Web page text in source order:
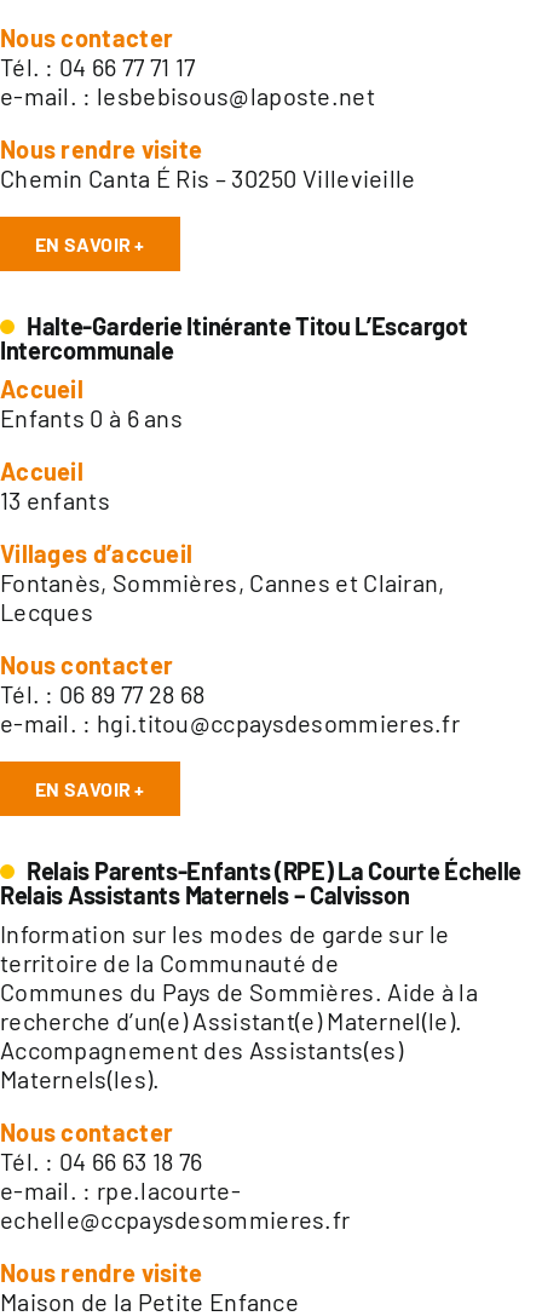
Nous contacter
Tél. : 04 66 77 71 17
e-mail. : lesbebisous@laposte.net
Nous rendre visite
Chemin Canta É Ris – 30250 Villevieille
EN SAVOIR +
Halte-Garderie Itinérante Titou L’Escargot
Intercommunale
Accueil
Enfants 0 à 6 ans
Accueil
13 enfants
Villages d’accueil
Fontanès, Sommières, Cannes et Clairan,
Lecques
Nous contacter
Tél. : 06 89 77 28 68
e-mail. : hgi.titou@ccpaysdesommieres.fr
EN SAVOIR +
Relais Parents-Enfants (RPE) La Courte Échelle
Relais Assistants Maternels – Calvisson
Information sur les modes de garde sur le
territoire de la Communauté de
Communes du Pays de Sommières. Aide à la
recherche d’un(e) Assistant(e) Maternel(le).
Accompagnement des Assistants(es)
Maternels(les).
Nous contacter
Tél. : 04 66 63 18 76
e-mail. : rpe.lacourte-
echelle@ccpaysdesommieres.fr
Nous rendre visite
Maison de la Petite Enfance